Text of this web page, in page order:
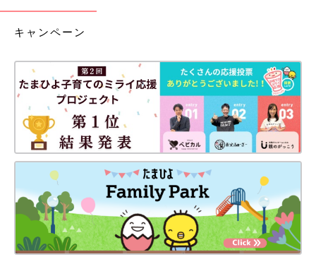
キャンペーン